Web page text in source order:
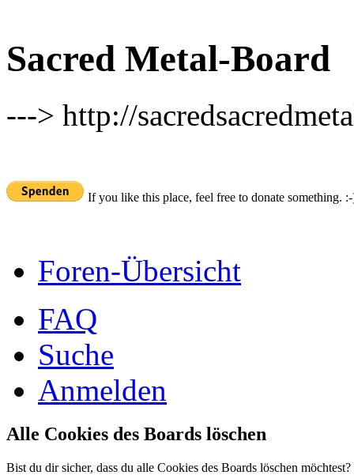
Sacred Metal-Board
---> http://
If you like this place, feel free to donate something.
Foren-Übersicht
FAQ
Suche
Anmelden
Alle Cookies des Boards löschen
Bist du dir sicher, dass du alle Cookies des Boards löschen möchtest?